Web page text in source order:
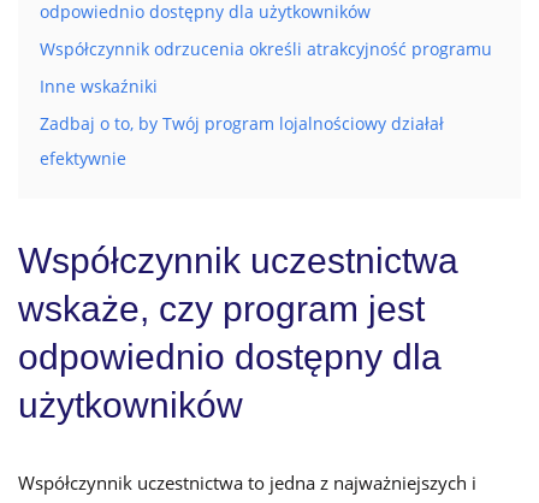
odpowiednio dostępny dla użytkowników
Współczynnik odrzucenia określi atrakcyjność programu
Inne wskaźniki
Zadbaj o to, by Twój program lojalnościowy działał
efektywnie
Współczynnik uczestnictwa
wskaże, czy program jest
odpowiednio dostępny dla
użytkowników
Współczynnik uczestnictwa to jedna z najważniejszych i